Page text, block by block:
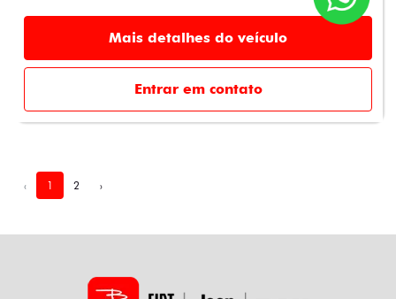
Mais detalhes do veículo
Entrar em contato
‹ 1 2 ›